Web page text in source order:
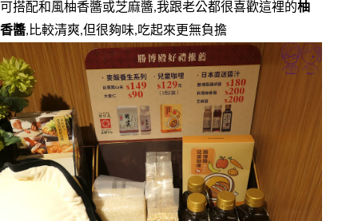
可搭配和風柚香醬或芝麻醬,我跟老公都很喜歡這裡的柚
香醬,比較清爽,但很夠味,吃起來更無負擔